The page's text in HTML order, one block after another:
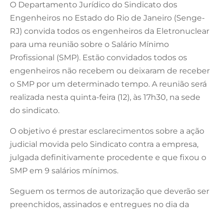
O Departamento Jurídico do Sindicato dos
Engenheiros no Estado do Rio de Janeiro (Senge-
RJ) convida todos os engenheiros da Eletronuclear
para uma reunião sobre o Salário Mínimo
Profissional (SMP). Estão convidados todos os
engenheiros não recebem ou deixaram de receber
o SMP por um determinado tempo. A reunião será
realizada nesta quinta-feira (12), às 17h30, na sede
do sindicato.
O objetivo é prestar esclarecimentos sobre a ação
judicial movida pelo Sindicato contra a empresa,
julgada definitivamente procedente e que fixou o
SMP em 9 salários mínimos.
Seguem os termos de autorização que deverão ser
preenchidos, assinados e entregues no dia da